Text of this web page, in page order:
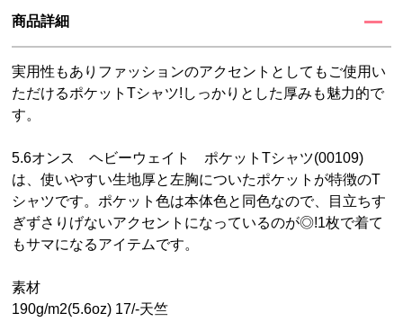
商品詳細
実用性もありファッションのアクセントとしてもご使用い
ただけるポケットTシャツ!しっかりとした厚みも魅力的で
す。
5.6オンス ヘビーウェイト ポケットTシャツ(00109)
は、使いやすい生地厚と左胸についたポケットが特徴のT
シャツです。ポケット色は本体色と同色なので、目立ちす
ぎずさりげないアクセントになっているのが◎!1枚で着て
もサマになるアイテムです。
素材
190g/m2(5.6oz) 17/-天竺